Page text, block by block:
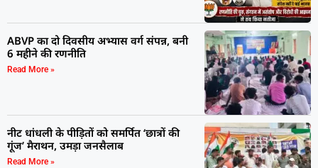
ABVP का दो दिवसीय अभ्यास वर्ग संपन्न, बनी
6 महीने की रणनीति
Read More »
नीट धांधली के पीड़ितों को समर्पित ‘छात्रों की
गूंज’ मैराथन, उमड़ा जनसैलाब
Read More »